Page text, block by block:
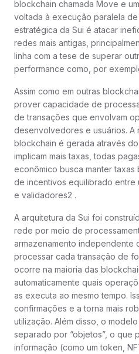
blockchain chamada Move e
voltada à execução paralela
estratégica da Sui é atacar
redes mais antigas,
linha com a tese de superar
performance como, por
Assim como em outras
prover capacidade de
de transações que envolvam
desenvolvedores e usuários. A
blockchain é gerada através
implicam mais taxas, todas
econômico busca manter
de incentivos equilibrado entre
e validadores2 .
A arquitetura da Sui foi
rede por meio de
armazenamento independente
processar cada transação de
ocorre na maioria das
automaticamente quais
as executa ao mesmo tempo.
confirmações e a torna mais
utilização. Além disso, o
separado por “objetos”, o que
informação (como um token,